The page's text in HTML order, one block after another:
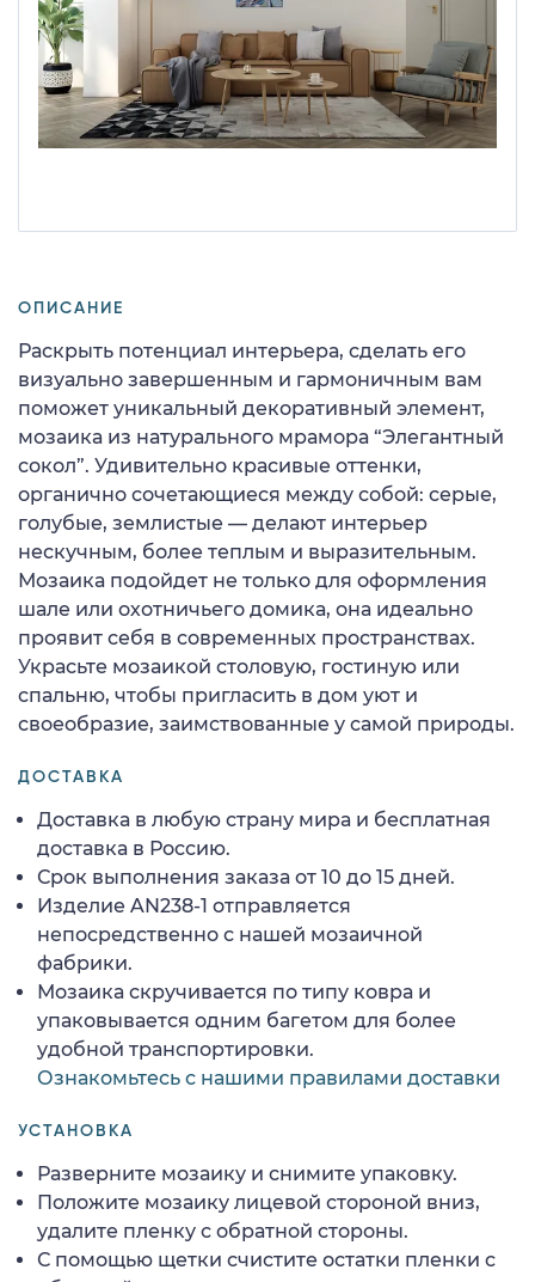
ОПИСАНИЕ
Раскрыть потенциал интерьера, сделать его
визуально завершенным и гармоничным вам
поможет уникальный декоративный элемент,
мозаика из натурального мрамора “Элегантный
сокол”. Удивительно красивые оттенки,
органично сочетающиеся между собой: серые,
голубые, землистые — делают интерьер
нескучным, более теплым и выразительным.
Мозаика подойдет не только для оформления
шале или охотничьего домика, она идеально
проявит себя в современных пространствах.
Украсьте мозаикой столовую, гостиную или
спальню, чтобы пригласить в дом уют и
своеобразие, заимствованные у самой природы.
ДОСТАВКА
Доставка в любую страну мира и бесплатная
доставка в Россию.
Срок выполнения заказа от 10 до 15 дней.
Изделие AN238-1 отправляется
непосредственно с нашей мозаичной
фабрики.
Мозаика скручивается по типу ковра и
упаковывается одним багетом для более
удобной транспортировки.
Ознакомьтесь с нашими правилами доставки
УСТАНОВКА
Разверните мозаику и снимите упаковку.
Положите мозаику лицевой стороной вниз,
удалите пленку с обратной стороны.
С помощью щетки счистите остатки пленки с